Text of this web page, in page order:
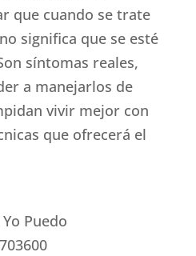
que cuando se trate
no significa que se esté
síntomas reales,
a manejarlos de
vivir mejor con
que ofrecerá el
Puedo